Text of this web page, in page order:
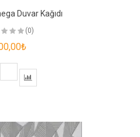
Duvar Kağıdı
(0)